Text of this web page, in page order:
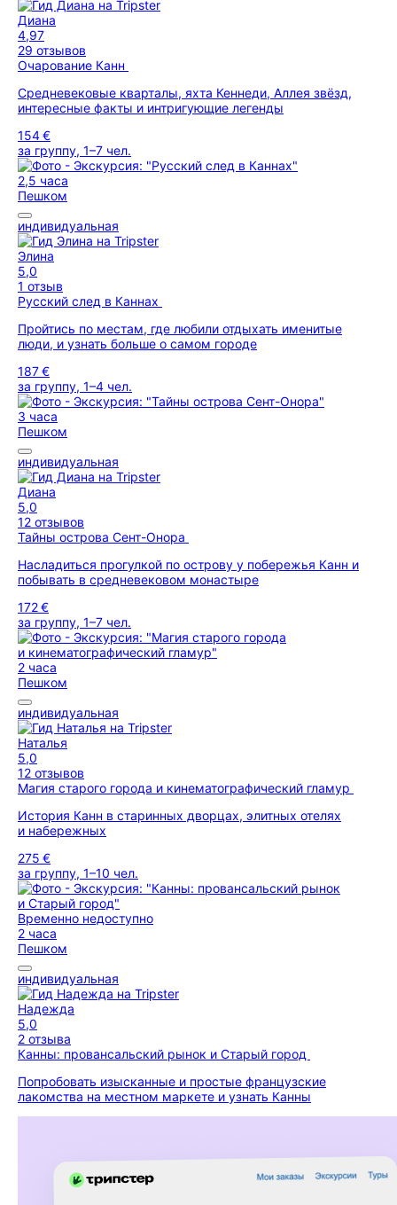
Диана
4,97
29 отзывов
Очарование Канн
Средневековые кварталы, яхта Кеннеди, Аллея звёзд,
интересные факты и интригующие легенды
154 €
за группу, 1–7 чел.
2,5 часа
Пешком
индивидуальная
Элина
5,0
1 отзыв
Русский след в Каннах
Пройтись по местам, где любили отдыхать именитые
люди, и узнать больше о самом городе
187 €
за группу, 1–4 чел.
3 часа
Пешком
индивидуальная
Диана
5,0
12 отзывов
Тайны острова Сент-Онора
Насладиться прогулкой по острову у побережья Канн и
побывать в средневековом монастыре
172 €
за группу, 1–7 чел.
2 часа
Пешком
индивидуальная
Наталья
5,0
12 отзывов
Магия старого города и кинематографический гламур
История Канн в старинных дворцах, элитных отелях
и набережных
275 €
за группу, 1–10 чел.
Временно недоступно
2 часа
Пешком
индивидуальная
Надежда
5,0
2 отзыва
Канны: провансальский рынок и Старый город
Попробовать изысканные и простые французские
лакомства на местном маркете и узнать Канны